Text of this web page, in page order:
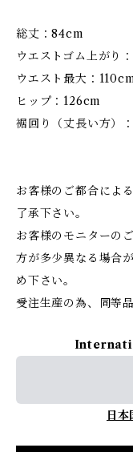
総丈：84cm
ウエストゴム上がり
ウエスト最大：
ヒップ：126cm
裾回り（丈長い方）
お客様のご都合によ
了承下さい。
お客様のモニターの
方が多少異なる場合
め下さい。
受注生産の為、同等
日本